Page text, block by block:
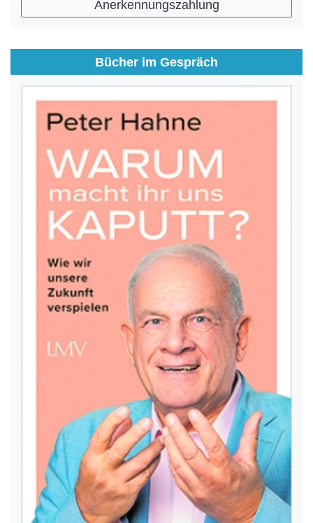
Anerkennungszahlung
Bücher im Gespräch